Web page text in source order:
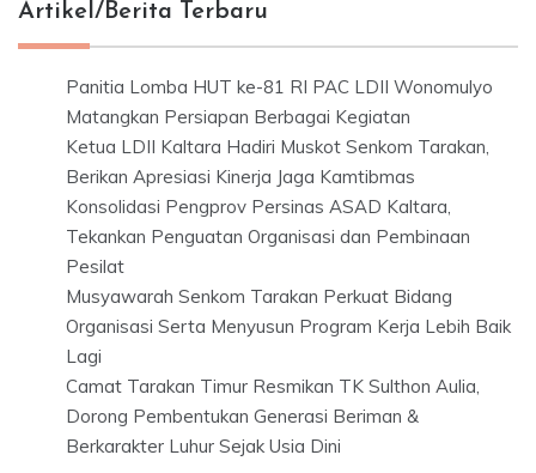
Artikel/Berita Terbaru
Panitia Lomba HUT ke-81 RI PAC LDII Wonomulyo
Matangkan Persiapan Berbagai Kegiatan
Ketua LDII Kaltara Hadiri Muskot Senkom Tarakan,
Berikan Apresiasi Kinerja Jaga Kamtibmas
Konsolidasi Pengprov Persinas ASAD Kaltara,
Tekankan Penguatan Organisasi dan Pembinaan
Pesilat
Musyawarah Senkom Tarakan Perkuat Bidang
Organisasi Serta Menyusun Program Kerja Lebih Baik
Lagi
Camat Tarakan Timur Resmikan TK Sulthon Aulia,
Dorong Pembentukan Generasi Beriman &
Berkarakter Luhur Sejak Usia Dini